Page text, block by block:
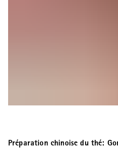
Préparation chinoise du thé: